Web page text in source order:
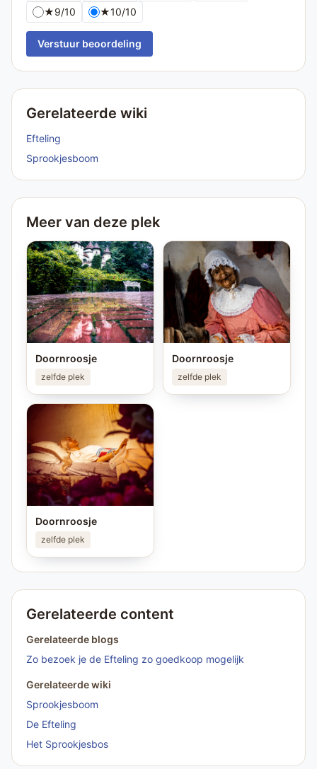
★9/10 ★10/10
Verstuur beoordeling
Gerelateerde wiki
Efteling
Sprookjesboom
Meer van deze plek
Doornroosje
zelfde plek
Doornroosje
zelfde plek
Doornroosje
zelfde plek
Gerelateerde content
Gerelateerde blogs
Zo bezoek je de Efteling zo goedkoop mogelijk
Gerelateerde wiki
Sprookjesboom
De Efteling
Het Sprookjesbos